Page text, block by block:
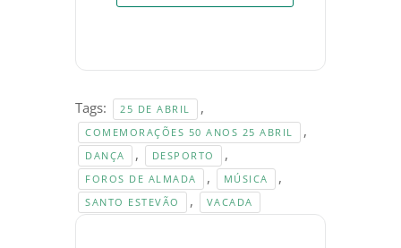
Tags: 25 DE ABRIL ,
COMEMORAÇÕES 50 ANOS 25 ABRIL ,
DANÇA , DESPORTO ,
FOROS DE ALMADA , MÚSICA ,
SANTO ESTEVÃO , VACADA